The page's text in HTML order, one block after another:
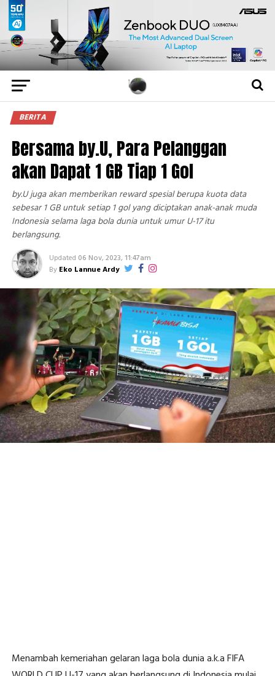
BERITA
Bersama by.U, Para Pelanggan
akan Dapat 1 GB Tiap 1 Gol
by.U juga akan memberikan reward spesial berupa kuota data
sebesar 1 GB untuk setiap 1 gol yang diciptakan anak-anak muda
Indonesia selama laga bola dunia untuk umur U-17 itu
berlangsung.
Updated 06 Nov, 2023, 11:47am
By Eko Lannue Ardy
Menambah kemeriahan gelaran laga bola dunia a.k.a FIFA